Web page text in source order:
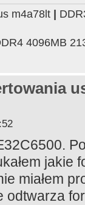
m4a78lt |
4096MB
jakie
miałem
odtwarza